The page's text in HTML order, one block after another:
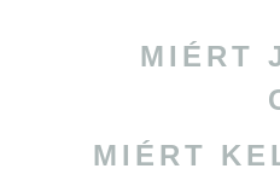
MIÉRT
MIÉRT